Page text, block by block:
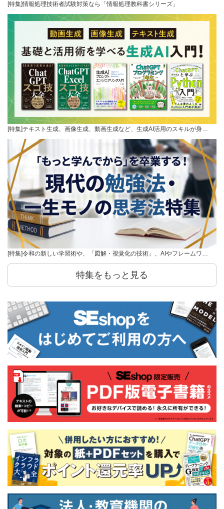
[特集]情報処理技術者試験対策なら「情報処理教科書シリーズ」
[特集]テキスト生成、画像生成、動画生成など、生成AI活用のスキルが身…
[特集]令和の新しい学習術や、「図解・視覚化の技術」、AIやフレームワ…
特集をもっと見る